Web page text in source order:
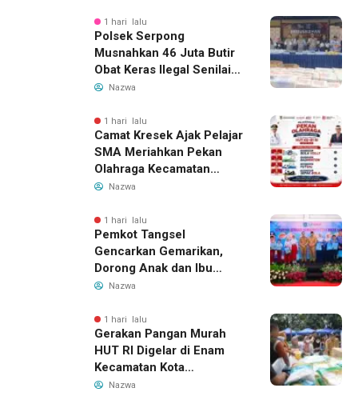
1 hari lalu
Polsek Serpong
Musnahkan 46 Juta Butir
Obat Keras Ilegal Senilai
Rp230 Miliar
Nazwa
1 hari lalu
Camat Kresek Ajak Pelajar
SMA Meriahkan Pekan
Olahraga Kecamatan
Kresek 2026
Nazwa
1 hari lalu
Pemkot Tangsel
Gencarkan Gemarikan,
Dorong Anak dan Ibu
Hamil Penuhi Protein
Nazwa
1 hari lalu
Gerakan Pangan Murah
HUT RI Digelar di Enam
Kecamatan Kota
Tangerang, Catat
Nazwa